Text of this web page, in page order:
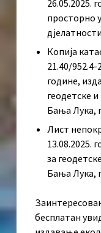
26.05.2025.
просторно
Копија
21.40/952.4-
године,
геодетске
Бања Лука,
Лист
13.08.2025.
за
Бања Лука,
бесплатан